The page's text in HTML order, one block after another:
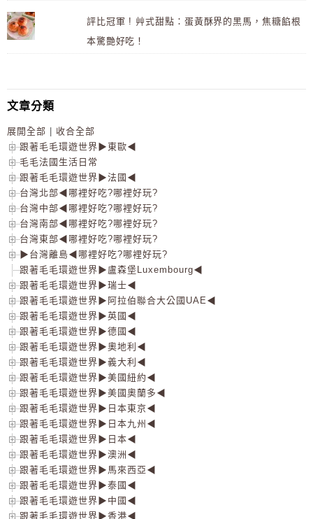
評比冠軍 ! 艸式甜點：蛋黃酥界的黑馬，焦糖餡根
本驚艷好吃！
文章分類
展開全部
收合全部
跟著毛毛環遊世界▶東歐◀
毛毛法國生活日常
跟著毛毛環遊世界▶法國◀
台灣北部◀哪裡好吃?哪裡好玩?
台灣中部◀哪裡好吃?哪裡好玩?
台灣南部◀哪裡好吃?哪裡好玩?
台灣東部◀哪裡好吃?哪裡好玩?
▶台灣離島◀哪裡好吃?哪裡好玩?
跟著毛毛環遊世界▶盧森堡Luxembourg◀
跟著毛毛環遊世界▶瑞士◀
跟著毛毛環遊世界▶阿拉伯聯合大公國UAE◀
跟著毛毛環遊世界▶英國◀
跟著毛毛環遊世界▶德國◀
跟著毛毛環遊世界▶奧地利◀
跟著毛毛環遊世界▶義大利◀
跟著毛毛環遊世界▶美國紐約◀
跟著毛毛環遊世界▶美國奧蘭多◀
跟著毛毛環遊世界▶日本東京◀
跟著毛毛環遊世界▶日本九州◀
跟著毛毛環遊世界▶日本◀
跟著毛毛環遊世界▶澳洲◀
跟著毛毛環遊世界▶馬來西亞◀
跟著毛毛環遊世界▶泰國◀
跟著毛毛環遊世界▶中國◀
跟著毛毛環遊世界▶香港◀